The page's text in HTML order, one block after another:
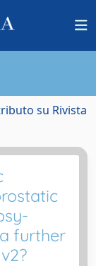
su Rivista
further